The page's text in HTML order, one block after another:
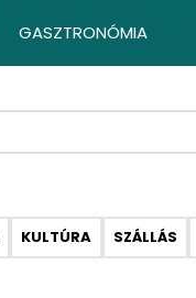
GASZTRONÓMIA
KULTÚRA SZÁLLÁS